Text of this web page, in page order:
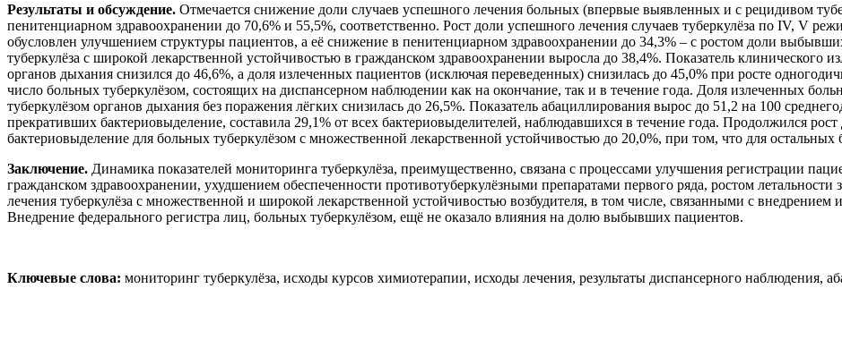
Результаты и обсуждение. Отмечается снижение доли случаев успешного лечения больных (впервые выявленных и с рецидивом
пенитенциарном здравоохранении до 70,6% и 55,5%, соответственно. Рост доли успешного лечения случаев туберкулёза по IV, V
обусловлен улучшением структуры пациентов, а её снижение в пенитенциарном здравоохранении до 34,3% – с ростом доли
туберкулёза с широкой лекарственной устойчивостью в гражданском здравоохранении выросла до 38,4%. Показатель клинического
органов дыхания снизился до 46,6%, а доля излеченных пациентов (исключая переведенных) снизилась до 45,0% при росте
число больных туберкулёзом, состоящих на диспансерном наблюдении как на окончание, так и в течение года. Доля излеченных
туберкулёзом органов дыхания без поражения лёгких снизилась до 26,5%. Показатель абациллирования вырос до 51,2 на 100
прекративших бактериовыделение, составила 29,1% от всех бактериовыделителей, наблюдавшихся в течение года. Продолжился
бактериовыделение для больных туберкулёзом с множественной лекарственной устойчивостью до 20,0%, при том, что для остальных
Заключение. Динамика показателей мониторинга туберкулёза, преимущественно, связана с процессами улучшения регистрации
гражданском здравоохранении, ухудшением обеспеченности противотуберкулёзными препаратами первого ряда, ростом
лечения туберкулёза с множественной и широкой лекарственной устойчивостью возбудителя, в том числе, связанными с
Внедрение федерального регистра лиц, больных туберкулёзом, ещё не оказало влияния на долю выбывших пациентов.
Ключевые слова: мониторинг туберкулёза, исходы курсов химиотерапии, исходы лечения, результаты диспансерного наблюдения,